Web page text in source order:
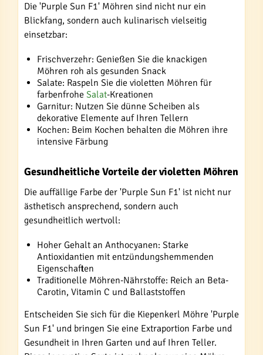
Die 'Purple Sun F1' Möhren sind nicht nur ein
Blickfang, sondern auch kulinarisch vielseitig
einsetzbar:
Frischverzehr: Genießen Sie die knackigen
Möhren roh als gesunden Snack
Salate: Raspeln Sie die violetten Möhren für
farbenfrohe Salat-Kreationen
Garnitur: Nutzen Sie dünne Scheiben als
dekorative Elemente auf Ihren Tellern
Kochen: Beim Kochen behalten die Möhren ihre
intensive Färbung
Gesundheitliche Vorteile der violetten Möhren
Die auffällige Farbe der 'Purple Sun F1' ist nicht nur
ästhetisch ansprechend, sondern auch
gesundheitlich wertvoll:
Hoher Gehalt an Anthocyanen: Starke
Antioxidantien mit entzündungshemmenden
Eigenschaften
Traditionelle Möhren-Nährstoffe: Reich an Beta-
Carotin, Vitamin C und Ballaststoffen
Entscheiden Sie sich für die Kiepenkerl Möhre 'Purple
Sun F1' und bringen Sie eine Extraportion Farbe und
Gesundheit in Ihren Garten und auf Ihren Teller.